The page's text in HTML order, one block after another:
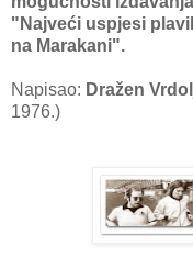
"Najveći uspjesi
na Marakani".
Napisao: Dražen
1976.)